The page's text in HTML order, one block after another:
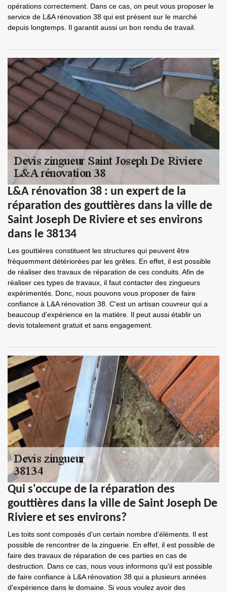
opérations correctement. Dans ce cas, on peut vous proposer le
service de L&A rénovation 38 qui est présent sur le marché
depuis longtemps. Il garantit aussi un bon rendu de travail.
L&A rénovation 38 : un expert de la
réparation des gouttières dans la ville de
Saint Joseph De Riviere et ses environs
dans le 38134
Les gouttières constituent les structures qui peuvent être
fréquemment détériorées par les grêles. En effet, il est possible
de réaliser des travaux de réparation de ces conduits. Afin de
réaliser ces types de travaux, il faut contacter des zingueurs
expérimentés. Donc, nous pouvons vous proposer de faire
confiance à L&A rénovation 38. C'est un artisan couvreur qui a
beaucoup d'expérience en la matière. Il peut aussi établir un
devis totalement gratuit et sans engagement.
Qui s'occupe de la réparation des
gouttières dans la ville de Saint Joseph De
Riviere et ses environs?
Les toits sont composés d'un certain nombre d'éléments. Il est
possible de rencontrer de la zinguerie. En effet, il est possible de
faire des travaux de réparation de ces parties en cas de
destruction. Dans ce cas, nous vous informons qu'il est possible
de faire confiance à L&A rénovation 38 qui a plusieurs années
d'expérience dans le domaine. Si vous voulez avoir des